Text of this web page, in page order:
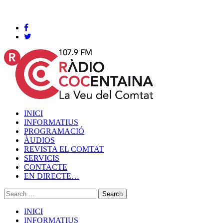
INICI
INFORMATIUS
PROGRAMACIÓ
ÀUDIOS
REVISTA EL COMTAT
SERVICIS
CONTACTE
EN DIRECTE…
INICI
INFORMATIUS